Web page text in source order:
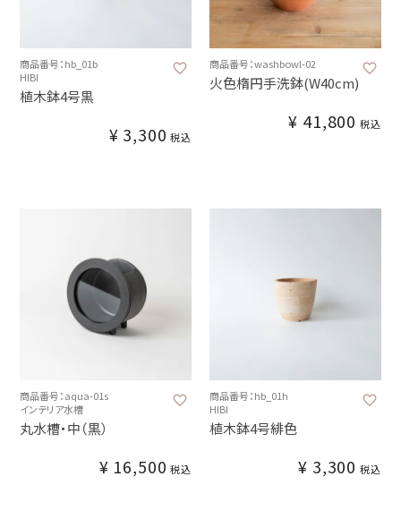
商品番号：hb_01b
HIBI
植木鉢4号黒
¥ 3,300 税込
商品番号：washbowl-02
火色楕円手洗鉢(W40cm)
¥ 41,800 税込
商品番号：aqua-01s
インテリア水槽
丸水槽・中（黒）
¥ 16,500 税込
商品番号：hb_01h
HIBI
植木鉢4号緋色
¥ 3,300 税込